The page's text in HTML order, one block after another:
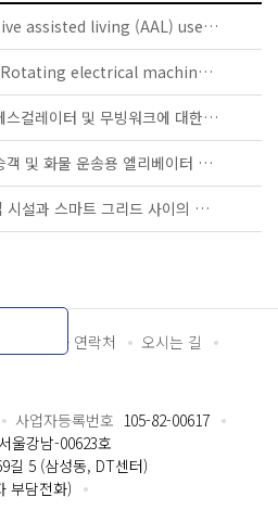
IEC TS 63134:2020 - Active assisted living (AAL) use cases
IEC 60034-5:2020 RLV - Rotating electrical machines - Part 5: Degrees of protection provided by the integral design of rotating electrical machines (IP code) - Classification
KS B ISO/TS 25740-1 - 에스컬레이터 및 무빙워크에 대한 안전요건 — 제1부: 세계공통 필수 안전요건(GESRs)
KS B ISO/TS 8100-21 - 승객 및 화물 운송용 엘리베이터 —제21부: 세계공통 필수안전요건(GESRs)을 충족하는 세계공통 안전 파라미터(GSPs)
KS C IEC TS 62872 - 산업 시설과 스마트 그리드 사이의 산업 공정 측정, 제어 및 자동화 시스템 인터페이스
담당자 연락처
오시는 길
사업자등록번호 105-82-00617
울강남-00623호
길 5 (삼성동, DT센터)
부담전화)